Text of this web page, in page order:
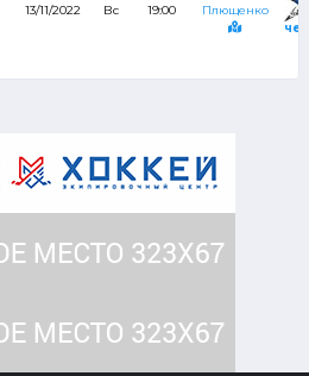
13/11/2022 Вс 19:00
Плющенко